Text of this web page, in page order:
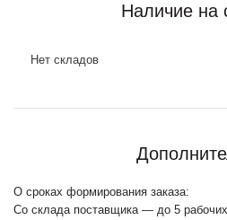
Наличие на
Нет складов
О сроках формирования заказа:
Со склада поставщика — до 5